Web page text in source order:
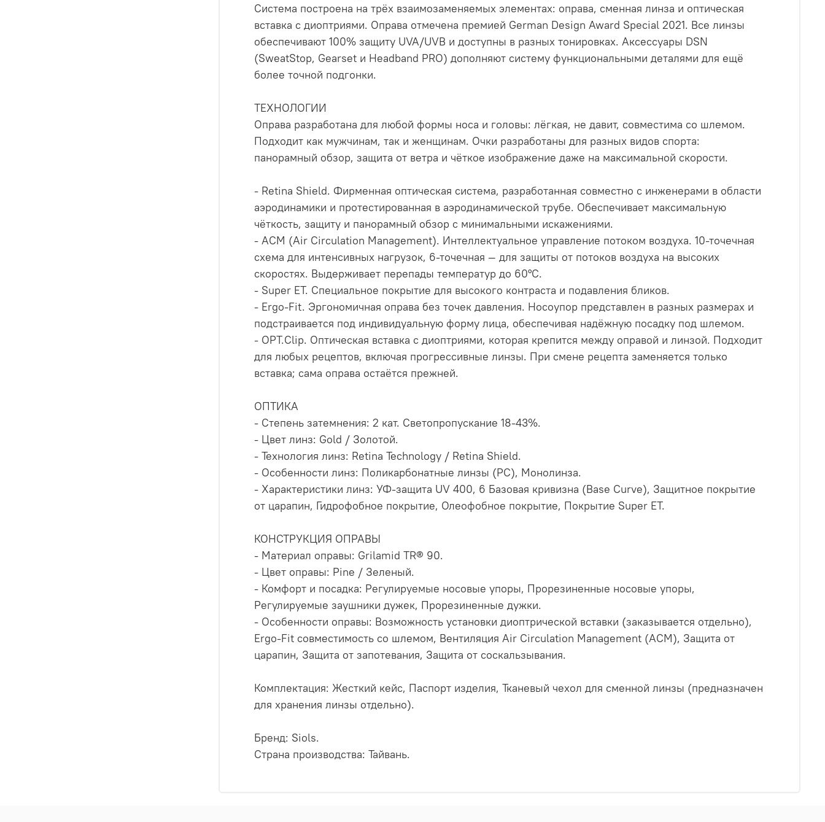
Система построена на трёх взаимозаменяемых элементах: оправа, сменная линза и оптическая
вставка с диоптриями. Оправа отмечена премией German Design Award Special 2021. Все линзы
обеспечивают 100% защиту UVA/UVB и доступны в разных тонировках. Аксессуары DSN
(SweatStop, Gearset и Headband PRO) дополняют систему функциональными деталями для ещё
более точной подгонки.
ТЕХНОЛОГИИ
Оправа разработана для любой формы носа и головы: лёгкая, не давит, совместима со шлемом.
Подходит как мужчинам, так и женщинам. Очки разработаны для разных видов спорта:
панорамный обзор, защита от ветра и чёткое изображение даже на максимальной скорости.
- Retina Shield. Фирменная оптическая система, разработанная совместно с инженерами в области
аэродинамики и протестированная в аэродинамической трубе. Обеспечивает максимальную
чёткость, защиту и панорамный обзор с минимальными искажениями.
- ACM (Air Circulation Management). Интеллектуальное управление потоком воздуха. 10-точечная
схема для интенсивных нагрузок, 6-точечная — для защиты от потоков воздуха на высоких
скоростях. Выдерживает перепады температур до 60°C.
- Super ET. Специальное покрытие для высокого контраста и подавления бликов.
- Ergo-Fit. Эргономичная оправа без точек давления. Носоупор представлен в разных размерах и
подстраивается под индивидуальную форму лица, обеспечивая надёжную посадку под шлемом.
- OPT.Clip. Оптическая вставка с диоптриями, которая крепится между оправой и линзой. Подходит
для любых рецептов, включая прогрессивные линзы. При смене рецепта заменяется только
вставка; сама оправа остаётся прежней.
ОПТИКА
- Степень затемнения: 2 кат. Cветопропускание 18-43%.
- Цвет линз: Gold / Золотой.
- Технология линз: Retina Technology / Retina Shield.
- Особенности линз: Поликарбонатные линзы (PC), Монолинза.
- Характеристики линз: УФ-защита UV 400, 6 Базовая кривизна (Base Curve), Защитное покрытие
от царапин, Гидрофобное покрытие, Олеофобное покрытие, Покрытие Super ET.
КОНСТРУКЦИЯ ОПРАВЫ
- Материал оправы: Grilamid TR® 90.
- Цвет оправы: Pine / Зеленый.
- Комфорт и посадка: Регулируемые носовые упоры, Прорезиненные носовые упоры,
Регулируемые заушники дужек, Прорезиненные дужки.
- Особенности оправы: Возможность установки диоптрической вставки (заказывается отдельно),
Ergo-Fit совместимость со шлемом, Вентиляция Air Circulation Management (АСМ), Защита от
царапин, Защита от запотевания, Защита от соскальзывания.
Комплектация: Жесткий кейс, Паспорт изделия, Тканевый чехол для сменной линзы (предназначен
для хранения линзы отдельно).
Бренд: Siols.
Страна производства: Тайвань.